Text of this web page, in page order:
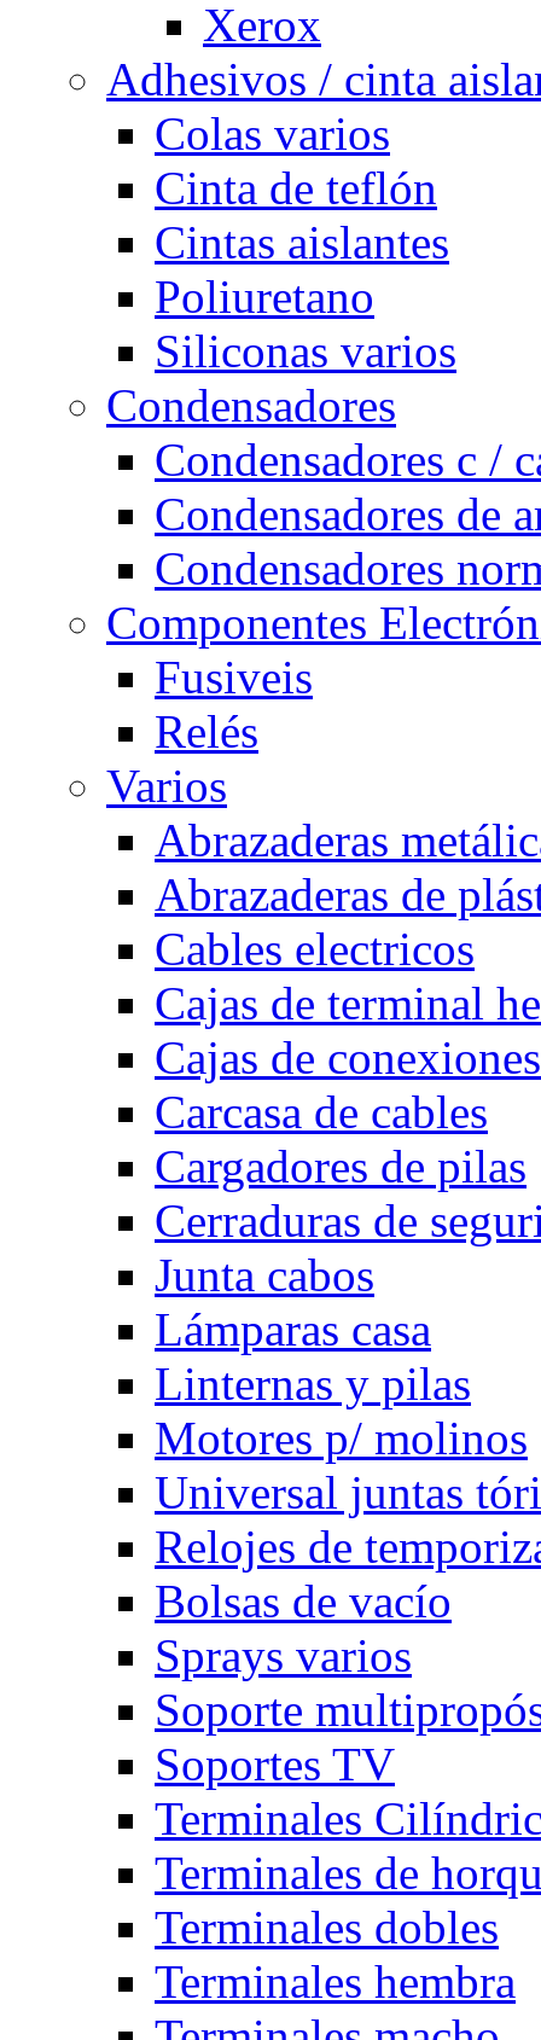
Xerox
Adhesivos / cinta
Colas varios
Cinta de teflón
Cintas aislantes
Poliuretano
Siliconas varios
Condensadores
Condensadores c /
Condensadores de
Condensadores
Componentes
Fusiveis
Relés
Varios
Abrazaderas
Abrazaderas de
Cables electricos
Cajas de terminal
Cajas de
Carcasa de cables
Cargadores de pilas
Cerraduras de
Junta cabos
Lámparas casa
Linternas y pilas
Motores p/ molinos
Universal juntas
Relojes de
Bolsas de vacío
Sprays varios
Soporte
Soportes TV
Terminales
Terminales de
Terminales dobles
Terminales hembra